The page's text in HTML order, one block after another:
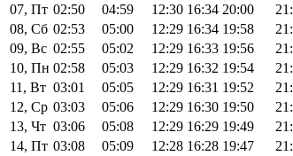
07, Пт 02:50 04:59 12:30 16:34 20:00
08, Сб 02:53 05:00 12:29 16:34 19:58
09, Вс 02:55 05:02 12:29 16:33 19:56
10, Пн 02:58 05:03 12:29 16:32 19:54
11, Вт 03:01 05:05 12:29 16:31 19:52
12, Ср 03:03 05:06 12:29 16:30 19:50
13, Чт 03:06 05:08 12:29 16:29 19:49
14, Пт 03:08 05:09 12:28 16:28 19:47